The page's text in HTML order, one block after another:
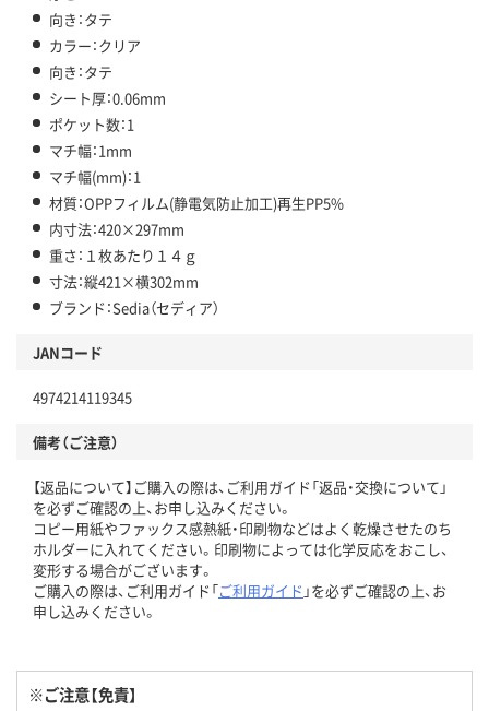
向き：タテ
カラー：クリア
向き：タテ
シート厚：0.06mm
ポケット数：1
マチ幅：1mm
マチ幅(mm)：1
材質：OPPフィルム(静電気防止加工)再生PP5%
内寸法：420×297mm
重さ：１枚あたり１４ｇ
寸法：縦421×横302mm
ブランド：Sedia（セディア）
JANコード
4974214119345
備考（ご注意）
【返品について】ご購入の際は、ご利用ガイド「返品・交換について」
を必ずご確認の上、お申し込みください。
コピー用紙やファックス感熱紙・印刷物などはよく乾燥させたのち
ホルダーに入れてください。印刷物によっては化学反応をおこし、
変形する場合がございます。
ご購入の際は、ご利用ガイド「ご利用ガイド 」を必ずご確認の上、お
申し込みください。
※ご注意【免責】